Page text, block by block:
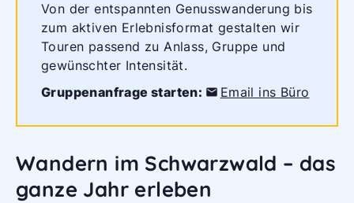
Von der entspannten Genusswanderung bis
zum aktiven Erlebnisformat gestalten wir
Touren passend zu Anlass, Gruppe und
gewünschter Intensität.
Gruppenanfrage starten:
Email ins Büro
Wandern im Schwarzwald – das
ganze Jahr erleben